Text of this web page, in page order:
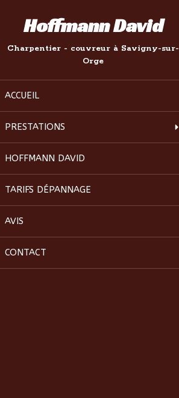
Hoffmann David
Charpentier - couvreur à Savigny-sur-
Orge
ACCUEIL
PRESTATIONS
HOFFMANN DAVID
TARIFS DÉPANNAGE
AVIS
CONTACT